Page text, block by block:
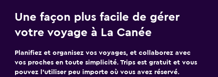
Une façon plus facile de gérer
votre voyage à La Canée
Planifiez et organisez vos voyages, et collaborez avec
vos proches en toute simplicité. Trips est gratuit et vous
pouvez l’utiliser peu importe où vous avez réservé.